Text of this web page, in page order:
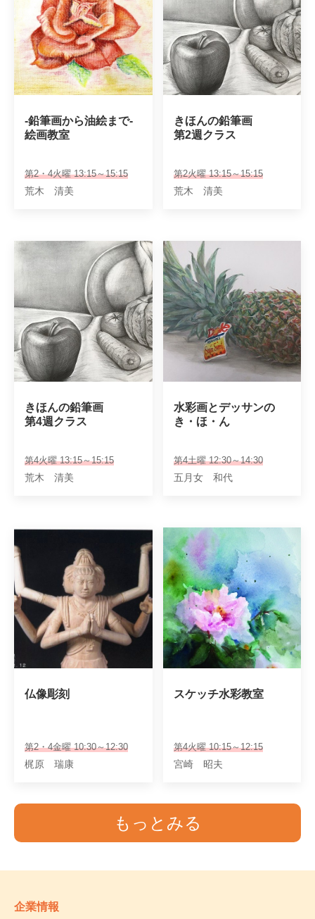
-鉛筆画から油絵まで-
絵画教室
第2・4火曜 13:15～15:15
荒木 清美
きほんの鉛筆画
第2週クラス
第2火曜 13:15～15:15
荒木 清美
きほんの鉛筆画
第4週クラス
第4火曜 13:15～15:15
荒木 清美
水彩画とデッサンの
き・ほ・ん
第4土曜 12:30～14:30
五月女 和代
仏像彫刻
第2・4金曜 10:30～12:30
梶原 瑞康
スケッチ水彩教室
第4火曜 10:15～12:15
宮崎 昭夫
もっとみる
企業情報